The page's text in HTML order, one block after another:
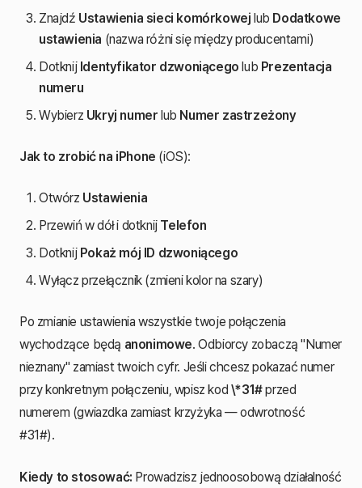
Znajdź Ustawienia sieci komórkowej lub Dodatkowe
ustawienia (nazwa różni się między producentami)
Dotknij Identyfikator dzwoniącego lub Prezentacja
numeru
Wybierz Ukryj numer lub Numer zastrzeżony
Jak to zrobić na iPhone (iOS):
Otwórz Ustawienia
Przewiń w dół i dotknij Telefon
Dotknij Pokaż mój ID dzwoniącego
Wyłącz przełącznik (zmieni kolor na szary)
Po zmianie ustawienia wszystkie twoje połączenia
wychodzące będą anonimowe. Odbiorcy zobaczą "Numer
nieznany" zamiast twoich cyfr. Jeśli chcesz pokazać numer
przy konkretnym połączeniu, wpisz kod \*31#przed
numerem (gwiazdka zamiast krzyżyka — odwrotność
#31#).
Kiedy to stosować: Prowadzisz jednoosobową działalność